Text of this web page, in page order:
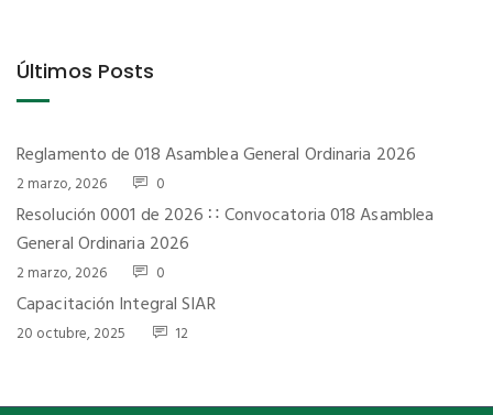
Últimos Posts
Reglamento de 018 Asamblea General Ordinaria 2026
2 marzo, 2026 0
Resolución 0001 de 2026 ∷ Convocatoria 018 Asamblea
General Ordinaria 2026
2 marzo, 2026 0
Capacitación Integral SIAR
20 octubre, 2025 12